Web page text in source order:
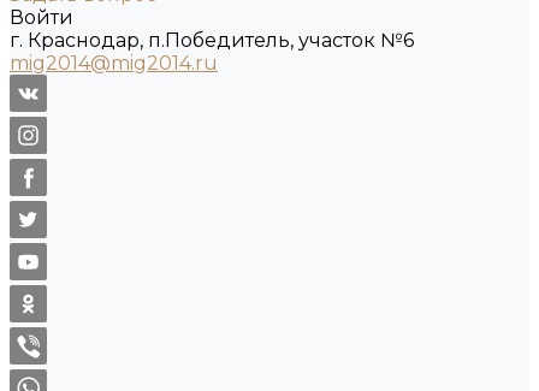
Войти
г. Краснодар, п.Победитель, участок №6
mig2014@mig2014.ru